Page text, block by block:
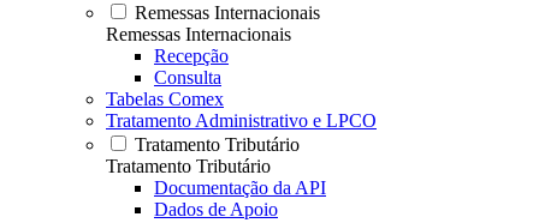
Remessas Internacionais
Remessas Internacionais
Recepção
Consulta
Tabelas Comex
Tratamento Administrativo e LPCO
Tratamento Tributário
Tratamento Tributário
Documentação da API
Dados de Apoio